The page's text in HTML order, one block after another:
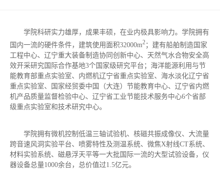
学院科研实力雄厚，成果丰硕，在业内极具影响力。学院拥有
国内一流的硬件条件，建筑使用面积32000m2；建有船舶制造国家
工程中心、辽宁重大装备制造协同创新中心、天然气水合物安全高
效开采研究国际合作基地3个国家级研究平台；海洋能源利用与节
能教育部重点实验室、内燃机辽宁省重点实验室、海水淡化辽宁省
重点实验室、国家经贸委中国（大连）节能教育中心、辽宁省内燃
机产品质量监督检验中心、辽宁省工业节能技术服务中心6个省部
级重点实验室和技术研究中心。
学院拥有微机控制低温三轴试验机、核磁共振成像仪、大流量
跨音速风洞实验平台、喷雾特性及测温系统、微焦X射线CT系统、
材料实验系统、磁悬浮天平等一大批国际一流的大型试验设备，仪
器设备总量1000余台，总价值过1.5亿元。